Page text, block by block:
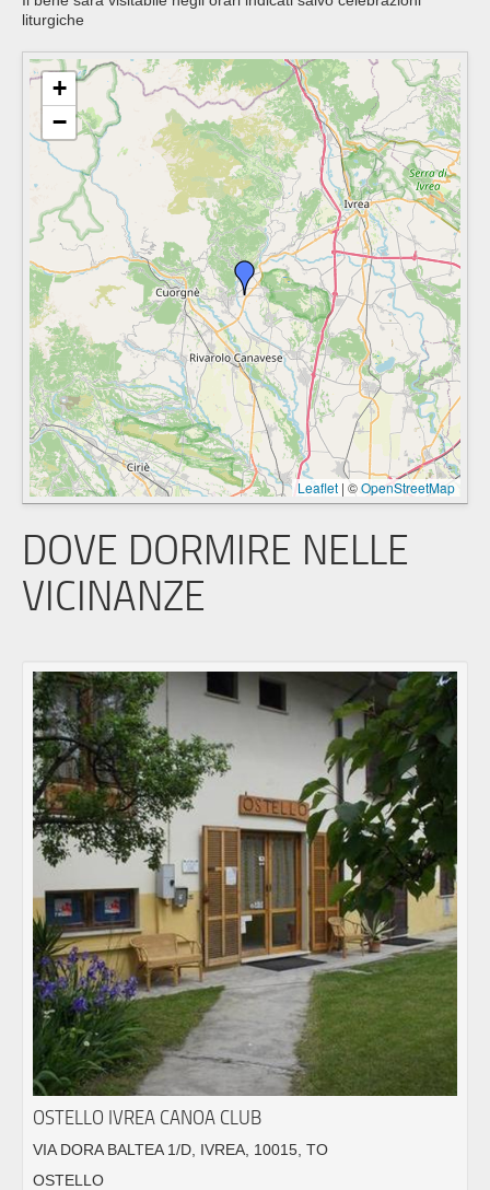
liturgiche
+
−
Leaflet | ©OpenStreetMap
DOVE DORMIRE NELLE
VICINANZE
OSTELLO IVREA CANOA CLUB
VIA DORA BALTEA 1/D, IVREA, 10015, TO
OSTELLO